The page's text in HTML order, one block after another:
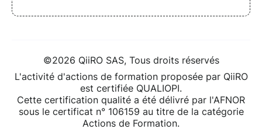
©2026 QiiRO SAS, Tous droits réservés
L'activité d'actions de formation proposée par QiiRO
est certifiée QUALIOPI.
Cette certification qualité a été délivré par l'AFNOR
sous le certificat n° 106159 au titre de la catégorie
Actions de Formation.